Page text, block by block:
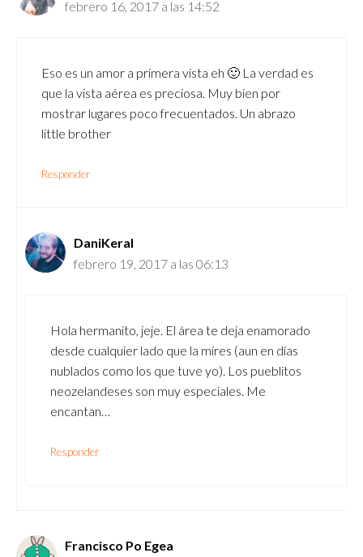
febrero 16, 2017 a las 14:52
Eso es un amor a primera vista eh 🙂 La verdad es
que la vista aérea es preciosa. Muy bien por
mostrar lugares poco frecuentados. Un abrazo
little brother
Responder
DaniKeral
febrero 19, 2017 a las 06:13
Hola hermanito, jeje. El área te deja enamorado
desde cualquier lado que la mires (aun en días
nublados como los que tuve yo). Los pueblitos
neozelandeses son muy especiales. Me
encantan…
Responder
Francisco Po Egea